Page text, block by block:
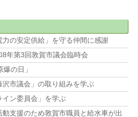
の安定供給」を守る仲間に感謝
8年第3回敦賀市議会臨時会
の日」
沢市議会」の取り組みを学ぶ
ン委員会」を学ぶ
支援のため敦賀市職員と給水車が出